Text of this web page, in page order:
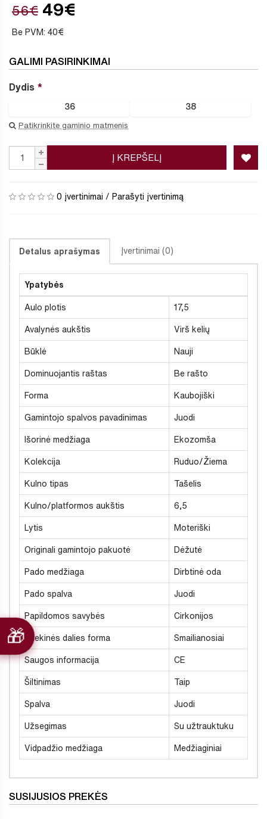
56€ 49€
Be PVM: 40€
GALIMI PASIRINKIMAI
Dydis
36 38
Patikrinkite gaminio matmenis
Į KREPŠELĮ
0 įvertinimai / Parašyti įvertinimą
Detalus aprašymas Įvertinimai (0)
Ypatybės
Aulo plotis 17,5
Avalynės aukštis Virš kelių
Būklė Nauji
Dominuojantis raštas Be rašto
Forma Kaubojiški
Gamintojo spalvos pavadinimas Juodi
Išorinė medžiaga Ekozomša
Kolekcija Ruduo/Žiema
Kulno tipas Tašelis
Kulno/platformos aukštis 6,5
Lytis Moteriški
Originali gamintojo pakuotė Dėžutė
Pado medžiaga Dirbtinė oda
Pado spalva Juodi
Papildomos savybės Cirkonijos
Priekinės dalies forma Smailianosiai
Saugos informacija CE
Šiltinimas Taip
Spalva Juodi
Užsegimas Su užtrauktuku
Vidpadžio medžiaga Medžiaginiai
SUSIJUSIOS PREKĖS